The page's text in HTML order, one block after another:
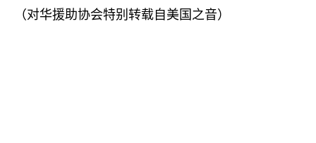
（对华援助协会特别转载自美国之音）